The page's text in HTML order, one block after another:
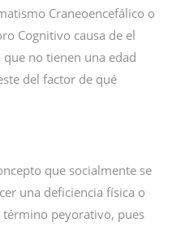
Craneoencefálico o
Cognitivo causa de el
que no tienen una edad
del factor de qué
que socialmente se
una deficiencia física o
peyorativo, pues